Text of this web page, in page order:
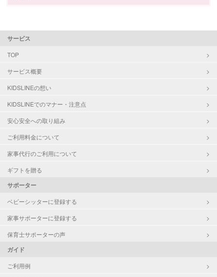
サービス
TOP
サービス概要
KIDSLINEの想い
KIDSLINEでのマナー・注意点
安心安全への取り組み
ご利用料金について
家事代行のご利用について
ギフトを贈る
サポーター
ベビーシッターに登録する
家事サポーターに登録する
保育士サポーターの声
ガイド
ご利用例